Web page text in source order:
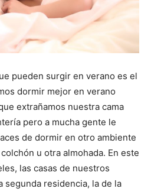
pueden surgir en verano es el
dormir mejor en verano
extrañamos nuestra cama
pero a mucha gente le
de dormir en otro ambiente
u otra almohada. En este
las casas de nuestros
segunda residencia, la de la